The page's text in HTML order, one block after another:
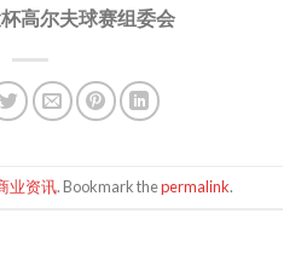
高尔夫球赛组委会
业资讯. Bookmark thepermalink.